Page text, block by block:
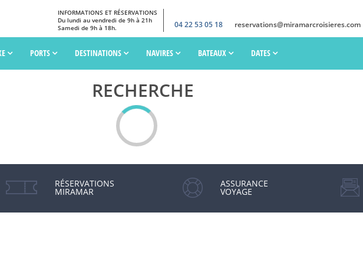
INFORMATIONS ET RÉSERVATIONS
Du lundi au vendredi de 9h à 21h
Samedi de 9h à 18h.
04 22 53 05 18 reservations@miramarcroisieres.com
PORTS DESTINATIONS NAVIRES BATEAUX DATES
RECHERCHE
RÉSERVATIONS
MIRAMAR
ASSURANCE
VOYAGE